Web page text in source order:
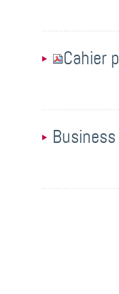
Cahier